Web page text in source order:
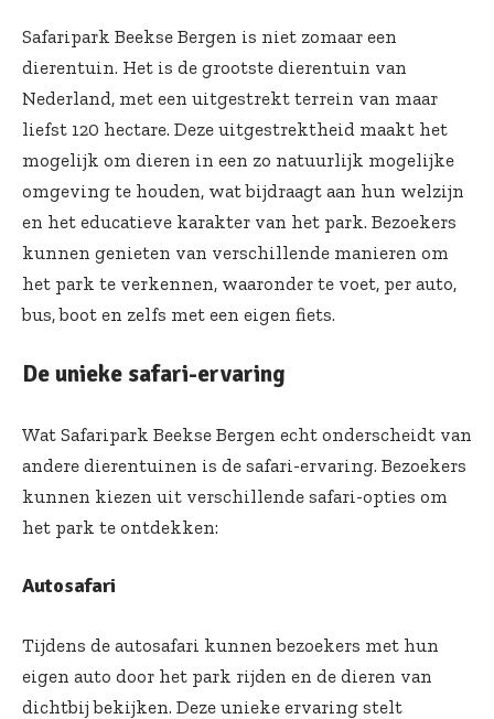
Safaripark Beekse Bergen is niet zomaar een
dierentuin. Het is de grootste dierentuin van
Nederland, met een uitgestrekt terrein van maar
liefst 120 hectare. Deze uitgestrektheid maakt het
mogelijk om dieren in een zo natuurlijk mogelijke
omgeving te houden, wat bijdraagt aan hun welzijn
en het educatieve karakter van het park. Bezoekers
kunnen genieten van verschillende manieren om
het park te verkennen, waaronder te voet, per auto,
bus, boot en zelfs met een eigen fiets.
De unieke safari-ervaring
Wat Safaripark Beekse Bergen echt onderscheidt van
andere dierentuinen is de safari-ervaring. Bezoekers
kunnen kiezen uit verschillende safari-opties om
het park te ontdekken:
Autosafari
Tijdens de autosafari kunnen bezoekers met hun
eigen auto door het park rijden en de dieren van
dichtbij bekijken. Deze unieke ervaring stelt